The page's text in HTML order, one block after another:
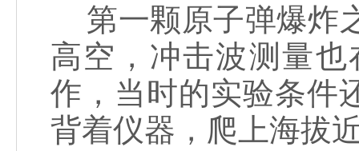
第一颗原子弹爆炸
高空，冲击波测量
作，当时的实验条件
背着仪器，爬上海拔